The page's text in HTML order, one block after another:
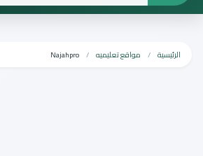
الرئيسية مواقع تعليميه Najahpro